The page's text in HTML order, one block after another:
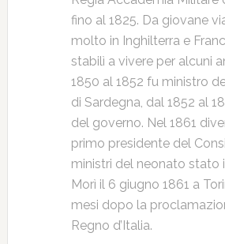
fino al 1825. Da giovane
molto in Inghilterra e
stabilì a vivere per alcuni
1850 al 1852 fu ministro
di Sardegna, dal 1852 al
del governo. Nel 1861
primo presidente del
ministri del neonato stato
Morì il 6 giugno 1861 a
mesi dopo la
Regno d’Italia.